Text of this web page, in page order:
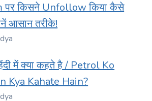
पर किसने Unfollow किया कैसे
आसान तरीके!
में क्या कहते है / Petrol Ko
Kya Kahate Hain?